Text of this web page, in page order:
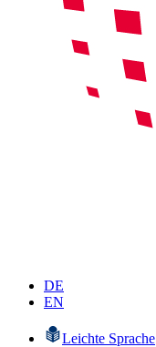
DE
EN
Leichte Sprache